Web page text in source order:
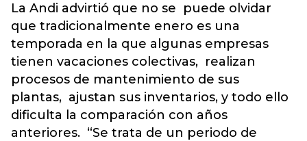
La Andi advirtió que no se puede olvidar
que tradicionalmente enero es una
temporada en la que algunas empresas
tienen vacaciones colectivas, realizan
procesos de mantenimiento de sus
plantas, ajustan sus inventarios, y todo ello
dificulta la comparación con años
anteriores. “Se trata de un periodo de